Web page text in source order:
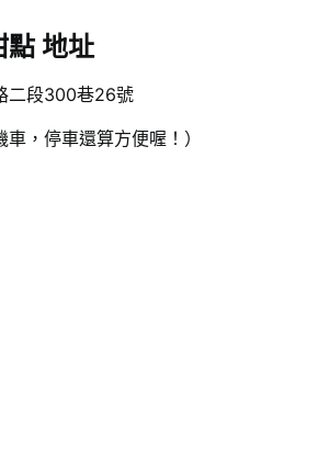
點 地址
二段300巷26號
車，停車還算方便喔！）